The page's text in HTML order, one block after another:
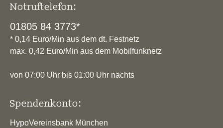
Notruftelefon:
01805 84 3773*
* 0,14 Euro/Min aus dem dt. Festnetz
max. 0,42 Euro/Min aus dem Mobilfunknetz
von 07:00 Uhr bis 01:00 Uhr nachts
Spendenkonto:
HypoVereinsbank München